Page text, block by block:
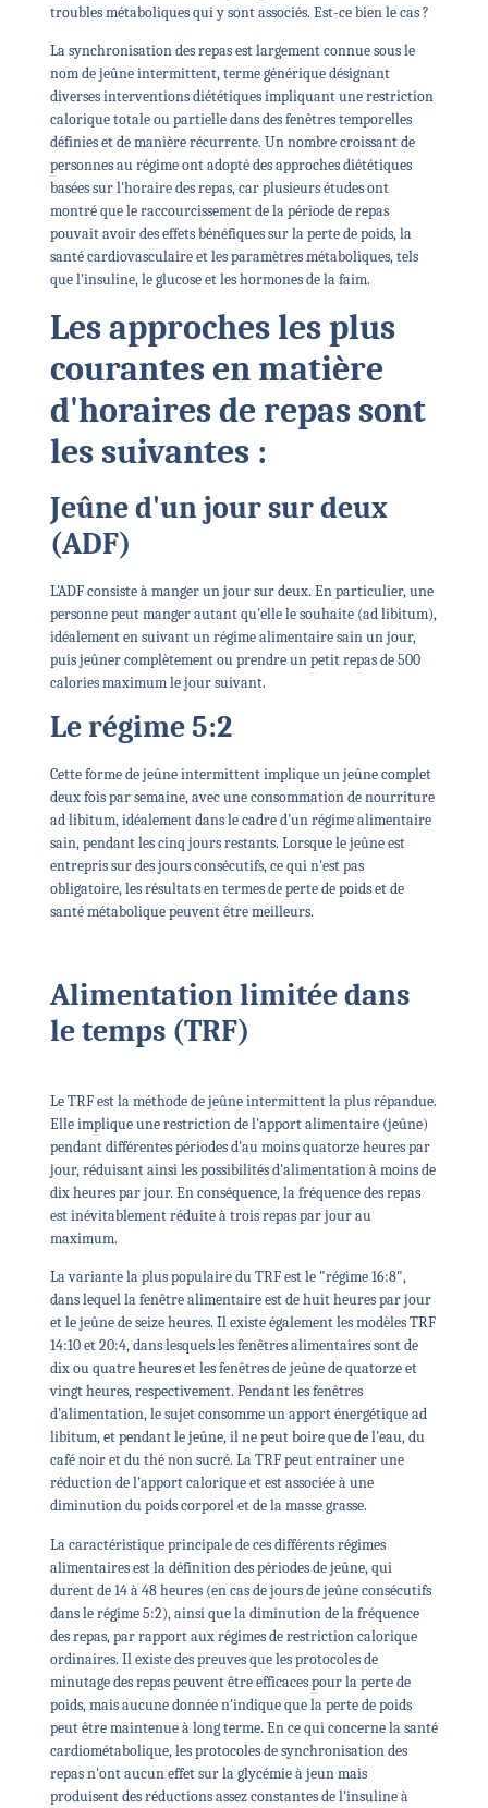
troubles métaboliques qui y sont associés. Est-ce bien le cas ?
La synchronisation des repas est largement connue sous le
nom de jeûne intermittent, terme générique désignant
diverses interventions diététiques impliquant une restriction
calorique totale ou partielle dans des fenêtres temporelles
définies et de manière récurrente. Un nombre croissant de
personnes au régime ont adopté des approches diététiques
basées sur l'horaire des repas, car plusieurs études ont
montré que le raccourcissement de la période de repas
pouvait avoir des effets bénéfiques sur la perte de poids, la
santé cardiovasculaire et les paramètres métaboliques, tels
que l'insuline, le glucose et les hormones de la faim.
Les approches les plus
courantes en matière
d'horaires de repas sont
les suivantes :
Jeûne d'un jour sur deux
(ADF)
L'ADF consiste à manger un jour sur deux. En particulier, une
personne peut manger autant qu'elle le souhaite (ad libitum),
idéalement en suivant un régime alimentaire sain un jour,
puis jeûner complètement ou prendre un petit repas de 500
calories maximum le jour suivant.
Le régime 5:2
Cette forme de jeûne intermittent implique un jeûne complet
deux fois par semaine, avec une consommation de nourriture
ad libitum, idéalement dans le cadre d'un régime alimentaire
sain, pendant les cinq jours restants. Lorsque le jeûne est
entrepris sur des jours consécutifs, ce qui n'est pas
obligatoire, les résultats en termes de perte de poids et de
santé métabolique peuvent être meilleurs.
Alimentation limitée dans
le temps (TRF)
Le TRF est la méthode de jeûne intermittent la plus répandue.
Elle implique une restriction de l'apport alimentaire (jeûne)
pendant différentes périodes d'au moins quatorze heures par
jour, réduisant ainsi les possibilités d'alimentation à moins de
dix heures par jour. En conséquence, la fréquence des repas
est inévitablement réduite à trois repas par jour au
maximum.
La variante la plus populaire du TRF est le "régime 16:8",
dans lequel la fenêtre alimentaire est de huit heures par jour
et le jeûne de seize heures. Il existe également les modèles TRF
14:10 et 20:4, dans lesquels les fenêtres alimentaires sont de
dix ou quatre heures et les fenêtres de jeûne de quatorze et
vingt heures, respectivement. Pendant les fenêtres
d'alimentation, le sujet consomme un apport énergétique ad
libitum, et pendant le jeûne, il ne peut boire que de l'eau, du
café noir et du thé non sucré. La TRF peut entraîner une
réduction de l'apport calorique et est associée à une
diminution du poids corporel et de la masse grasse.
La caractéristique principale de ces différents régimes
alimentaires est la définition des périodes de jeûne, qui
durent de 14 à 48 heures (en cas de jours de jeûne consécutifs
dans le régime 5:2), ainsi que la diminution de la fréquence
des repas, par rapport aux régimes de restriction calorique
ordinaires. Il existe des preuves que les protocoles de
minutage des repas peuvent être efficaces pour la perte de
poids, mais aucune donnée n'indique que la perte de poids
peut être maintenue à long terme. En ce qui concerne la santé
cardiométabolique, les protocoles de synchronisation des
repas n'ont aucun effet sur la glycémie à jeun mais
produisent des réductions assez constantes de l'insuline à